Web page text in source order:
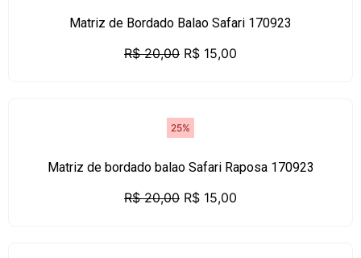
Matriz de Bordado Balao Safari 170923
R$20,00 R$ 15,00
25%
Matriz de bordado balao Safari Raposa 170923
R$20,00 R$ 15,00